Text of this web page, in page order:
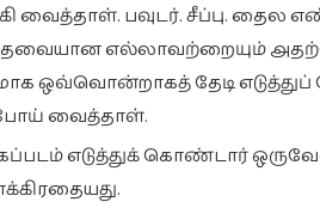
வைத்தாள். பவுடர். சீப்பு.
தேவையான எல்லாவற்றையும்
ஒவ்வொன்றாகத் தேடி எடுத்துப்
வைத்தாள்.
எடுத்துக் கொண்டார்